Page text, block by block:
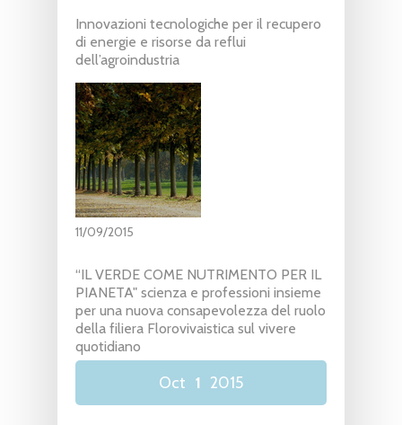
Innovazioni tecnologiche per il recupero
di energie e risorse da reflui
dell’agroindustria
11/09/2015
“IL VERDE COME NUTRIMENTO PER IL
PIANETA" scienza e professioni insieme
per una nuova consapevolezza del ruolo
della filiera Florovivaistica sul vivere
quotidiano
Oct 1 2015